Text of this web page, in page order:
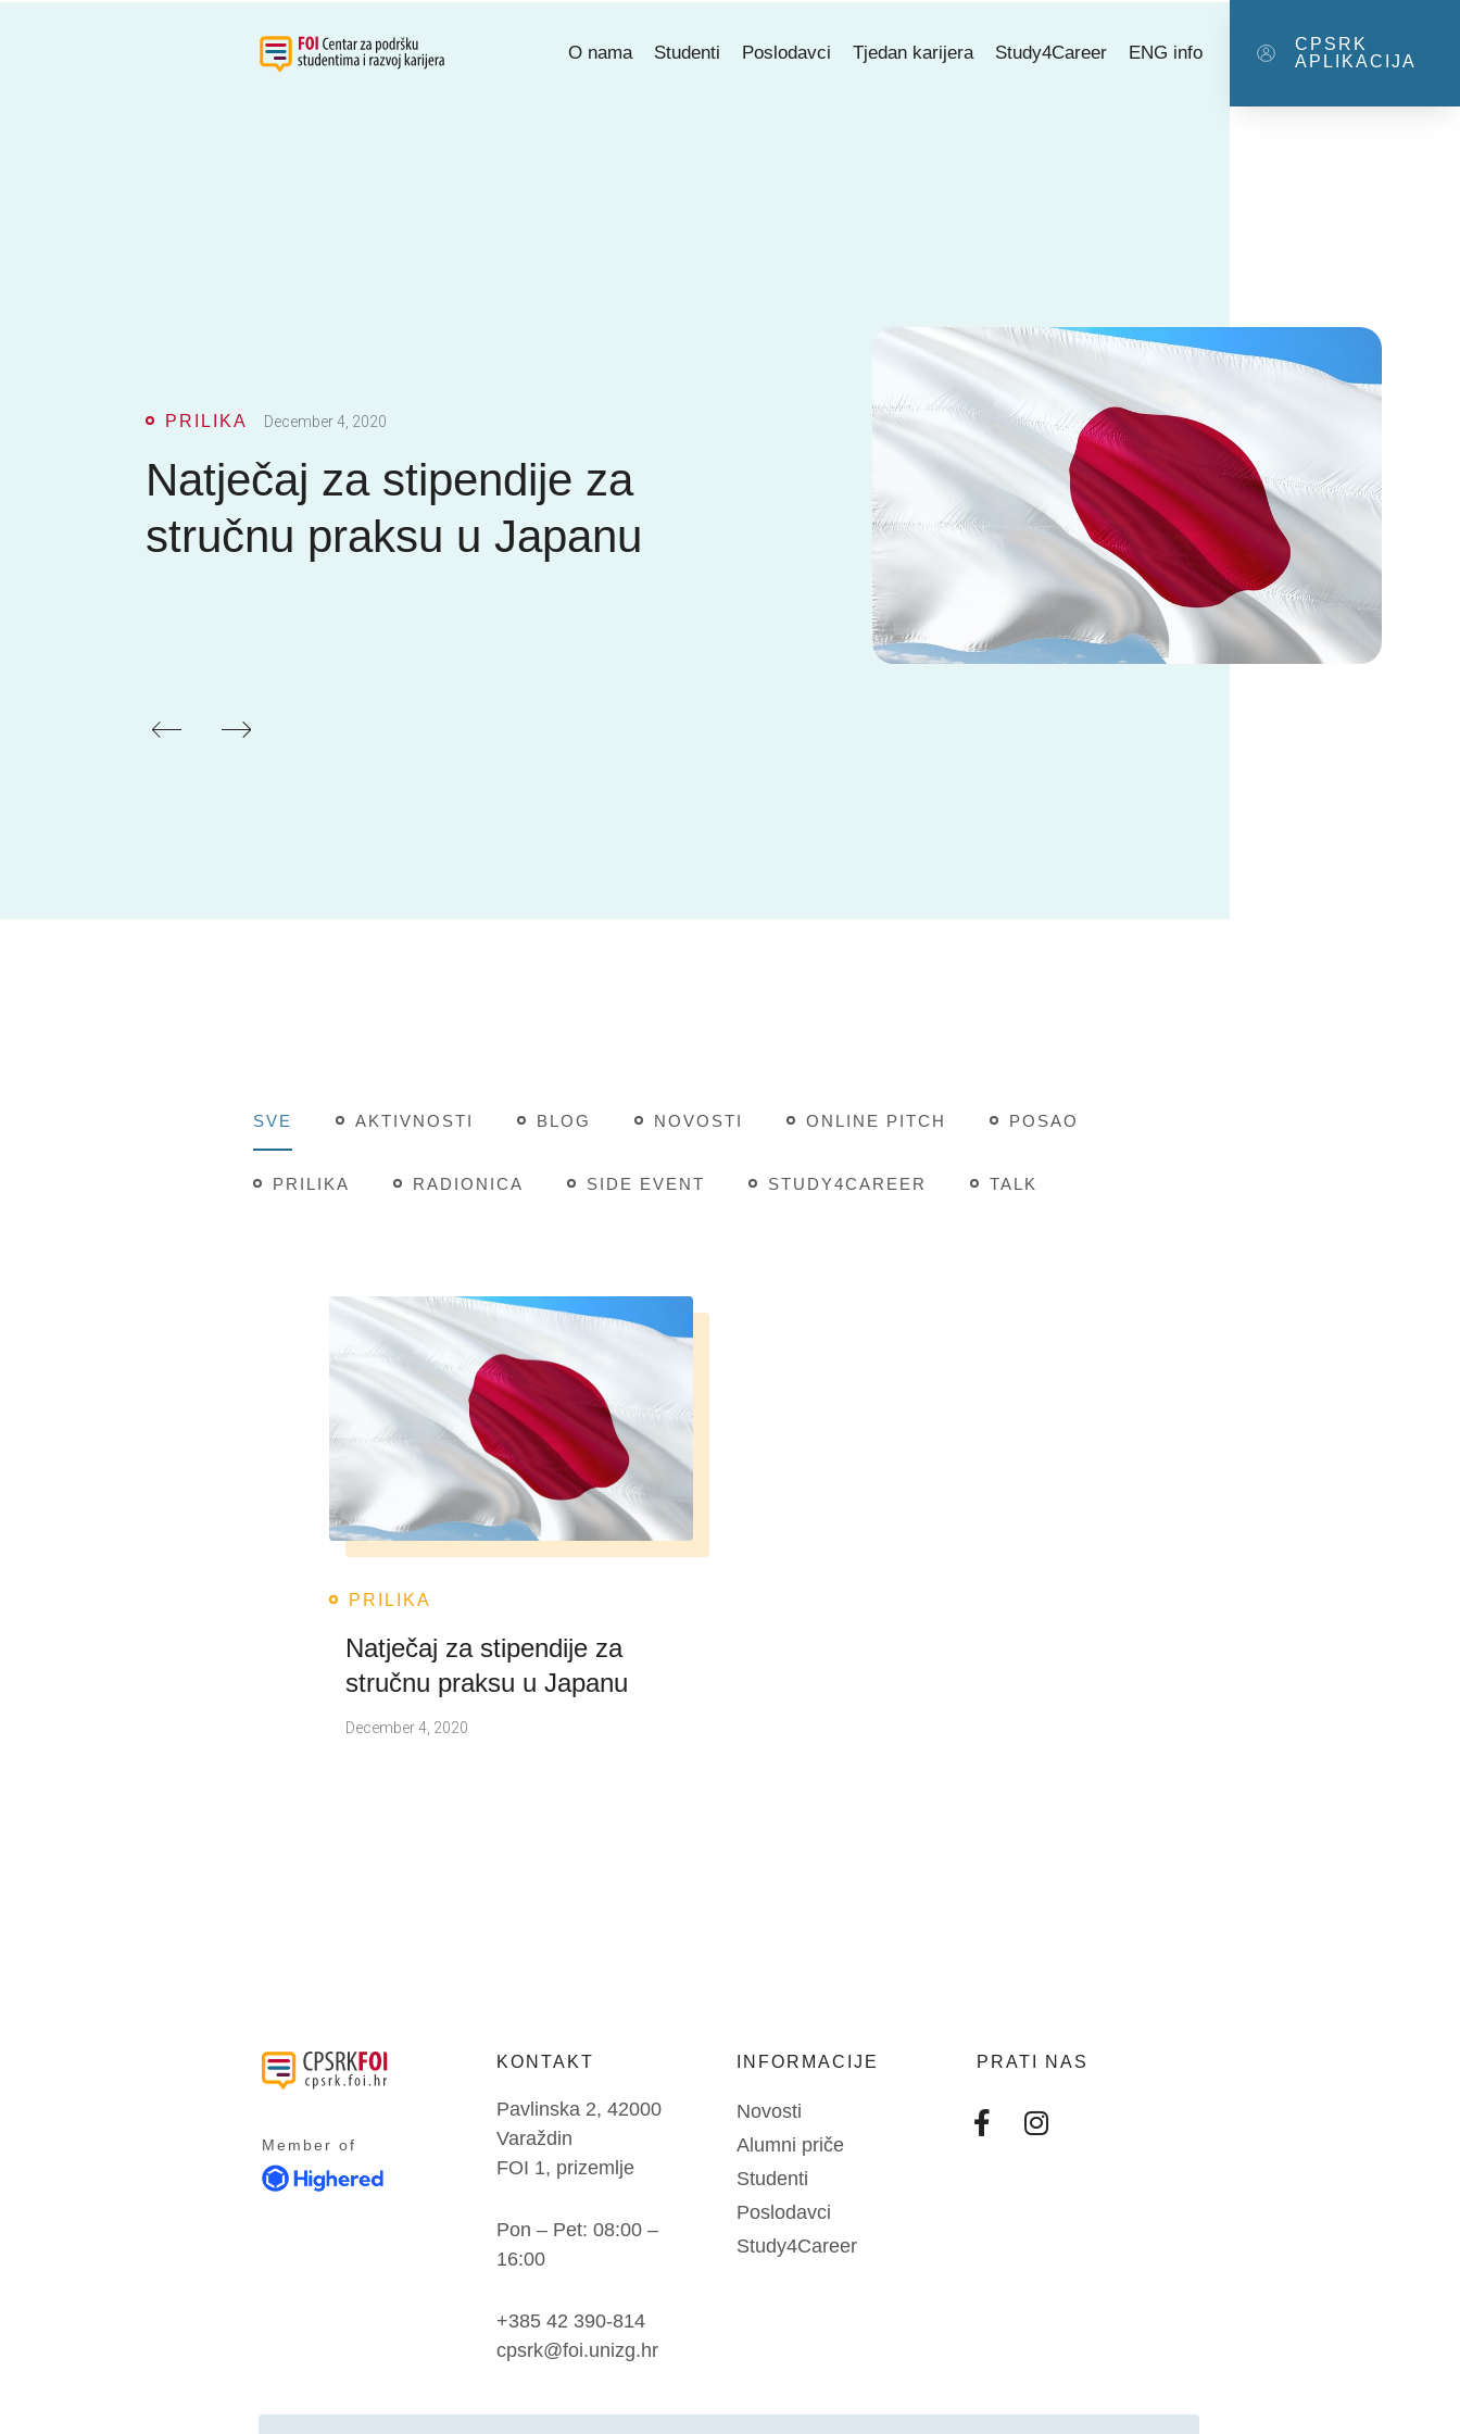
O nama Studenti Poslodavci Tjedan karijera Study4Career ENG info
CPSRK
APLIKACIJA
PRILIKA December 4, 2020
Natječaj za stipendije za
stručnu praksu u Japanu
SVE AKTIVNOSTI BLOG NOVOSTI ONLINE PITCH POSAO
PRILIKA RADIONICA SIDE EVENT STUDY4CAREER TALK
PRILIKA
Natječaj za stipendije za
stručnu praksu u Japanu
December 4, 2020
Member of
KONTAKT
Pavlinska 2, 42000
Varaždin
FOI 1, prizemlje
Pon – Pet: 08:00 –
16:00
+385 42 390-814
cpsrk@foi.unizg.hr
INFORMACIJE
Novosti
Alumni priče
Studenti
Poslodavci
Study4Career
PRATI NAS